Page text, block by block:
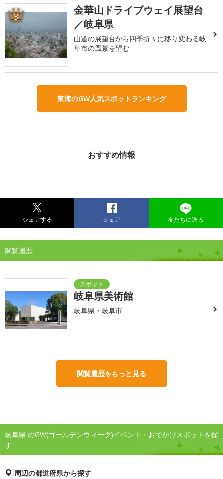
3
金華山ドライブウェイ展望台
／岐阜県
山道の展望台から四季折々に移り変わる岐
阜市の風景を望む
東海のGW人気スポットランキング
おすすめ情報
シェアする シェア 友だちに送る
閲覧履歴
岐阜県美術館
岐阜県・岐阜市
閲覧履歴をもっと見る
岐阜県 のGW(ゴールデンウィーク)イベント・おでかけスポットを探
す
周辺の都道府県から探す